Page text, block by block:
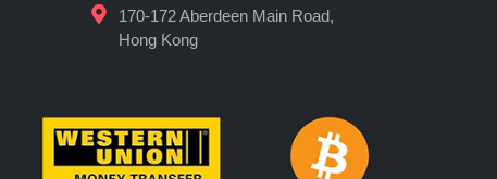
170-172 Aberdeen Main Road,
Hong Kong